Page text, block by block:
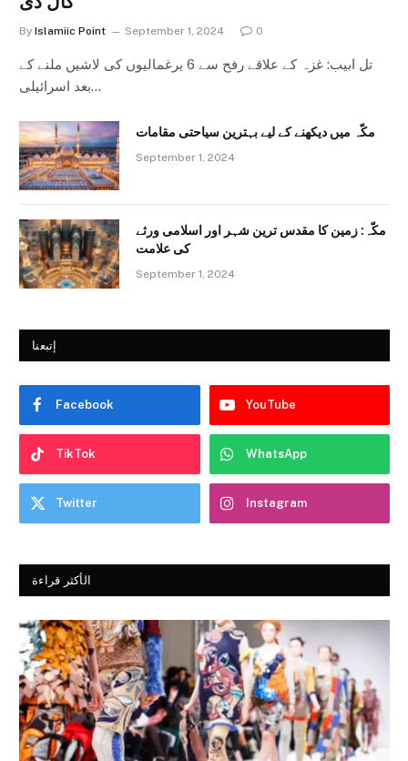
By Islamiic Point September 1, 2024 0
تل ابیب: غزہ کے علاقے رفح سے 6 یرغمالیوں کی لاشیں ملنے کے
بعد اسرائیلی…
مکّہ میں دیکھنے کے لیے بہترین سیاحتی مقامات
September 1, 2024
مکّہ: زمین کا مقدس ترین شہر اور اسلامی ورثے
کی علامت
September 1, 2024
إتبعنا
Facebook YouTube
TikTok WhatsApp
Twitter Instagram
الأكثر قراءة